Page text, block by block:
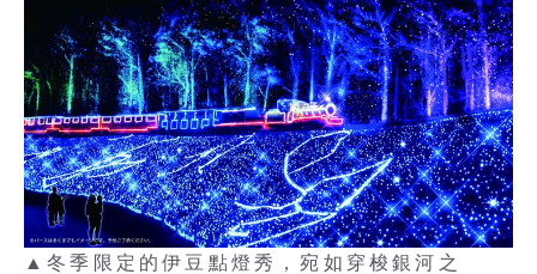
▲冬季限定的伊豆點燈秀，宛如穿梭銀河之